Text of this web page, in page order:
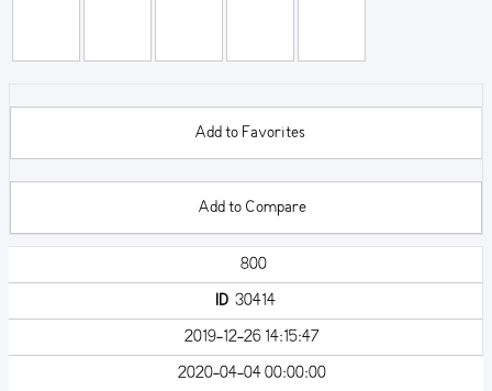
Add to Favorites
Add to Compare
800
ID 30414
2019-12-26 14:15:47
2020-04-04 00:00:00